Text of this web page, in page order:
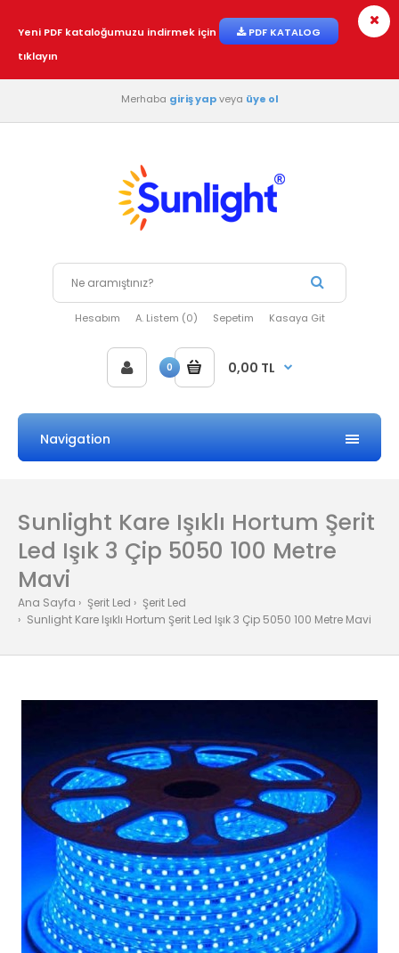
Yeni PDF kataloğumuzu indirmek için
PDF KATALOG
tıklayın
Merhaba giriş yapveya üye ol
Hesabım A. Listem (0) Sepetim Kasaya Git
0 0,00 TL
Navigation
Sunlight Kare Işıklı Hortum Şerit
Led Işık 3 Çip 5050 100 Metre
Mavi
Ana Sayfa Şerit Led
Şerit Led
Sunlight Kare Işıklı Hortum Şerit Led Işık 3 Çip 5050 100 Metre Mavi